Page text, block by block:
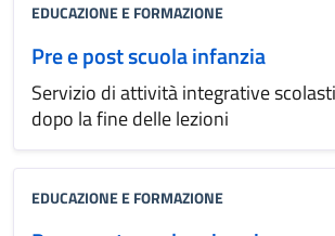
EDUCAZIONE E FORMAZIONE
Pre e post scuola infanzia
Servizio di attività integrative
dopo la fine delle lezioni
EDUCAZIONE E FORMAZIONE